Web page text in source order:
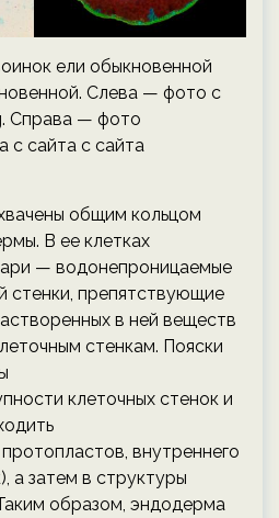
ели обыкновенной
Слева — фото с
Справа — фото
с сайта с сайта
общим кольцом
В ее клетках
— водонепроницаемые
стенки, препятствующие
в ней веществ
стенкам. Пояски
клеточных стенок и
внутреннего
а затем в структуры
образом, эндодерма